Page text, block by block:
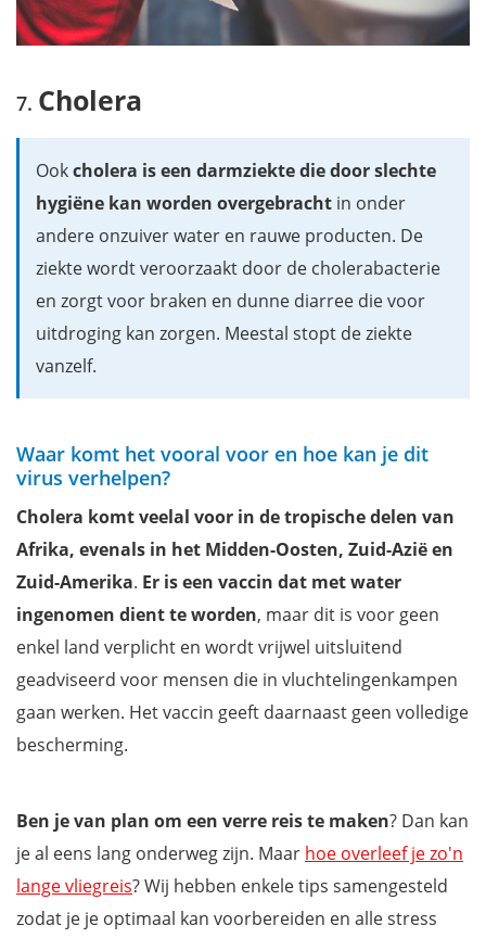
Cholera
Ookcholera is een darmziekte die door slechte
hygiëne kan worden overgebracht in onder
andere onzuiver water en rauwe producten. De
ziekte wordt veroorzaakt door de cholerabacterie
en zorgt voor braken en dunne diarree die voor
uitdroging kan zorgen. Meestal stopt de ziekte
vanzelf.
Waar komt het vooral voor en hoe kan je dit
virus verhelpen?
Cholera komt veelal voor in de tropische delen van
Afrika, evenals in het Midden-Oosten, Zuid-Azië en
Zuid-Amerika. Er is een vaccin dat met water
ingenomen dient te worden, maar dit is voor geen
enkel land verplicht en wordt vrijwel uitsluitend
geadviseerd voor mensen die in vluchtelingenkampen
gaan werken. Het vaccin geeft daarnaast geen volledige
bescherming.
Ben je van plan om een verre reis te maken? Dan kan
je al eens lang onderweg zijn. Maar hoe overleef je zo'n
lange vliegreis? Wij hebben enkele tips samengesteld
zodat je je optimaal kan voorbereiden en alle stress